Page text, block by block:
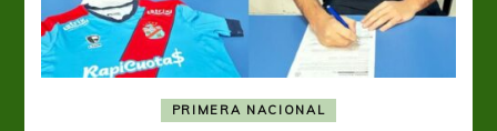
PRIMERA NACIONAL